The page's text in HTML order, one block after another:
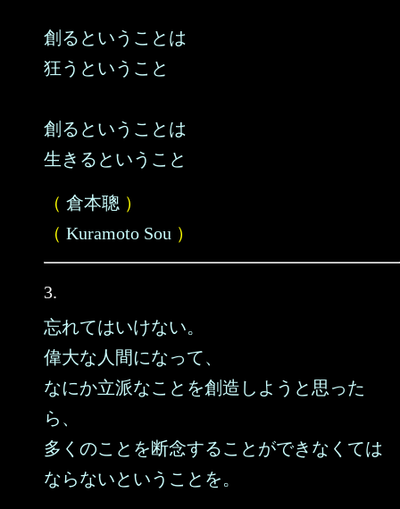
創るということは
狂うということ
創るということは
生きるということ
（ 倉本聰 ）
（ Kuramoto Sou ）
3.
忘れてはいけない。
偉大な人間になって、
なにか立派なことを創造しようと思った
ら、
多くのことを断念することができなくては
ならないということを。